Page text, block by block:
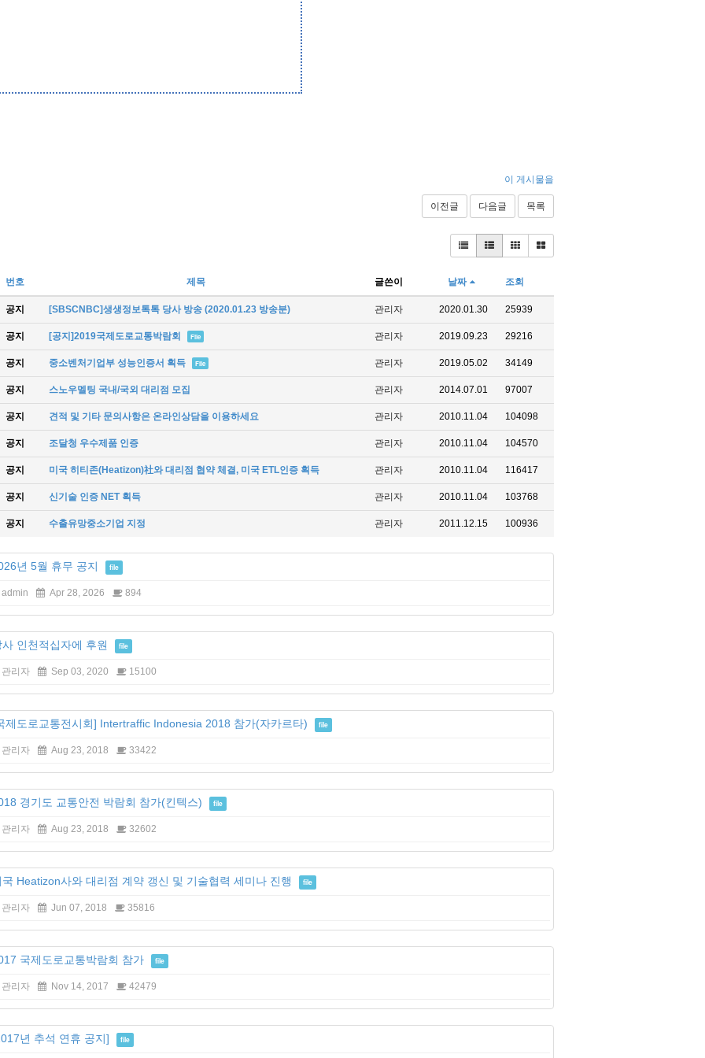
이 게시물을
이전글 다음글 목록
번호 제목 글쓴이 날짜 조회
공지 [SBSCNBC]생생정보톡톡 당사 방송 (2020.01.23 방송분) 관리자 2020.01.30 25939
공지 [공지]2019국제도로교통박람회 File 관리자 2019.09.23 29216
공지 중소벤처기업부 성능인증서 획득 File 관리자 2019.05.02 34149
공지 스노우멜팅 국내/국외 대리점 모집 관리자 2014.07.01 97007
공지 견적 및 기타 문의사항은 온라인상담을 이용하세요 관리자 2010.11.04 104098
공지 조달청 우수제품 인증 관리자 2010.11.04 104570
공지 미국 히티존(Heatizon)社와 대리점 협약 체결, 미국 ETL인증 획득 관리자 2010.11.04 116417
공지 신기술 인증 NET 획득 관리자 2010.11.04 103768
공지 수출유망중소기업 지정 관리자 2011.12.15 100936
년 5월 휴무 공지 file
admin Apr 28, 2026 894
사 인천적십자에 후원 file
관리자 Sep 03, 2020 15100
제도로교통전시회] Intertraffic Indonesia 2018 참가(자카르타) file
관리자 Aug 23, 2018 33422
경기도 교통안전 박람회 참가(킨텍스) file
관리자 Aug 23, 2018 32602
국 Heatizon사와 대리점 계약 갱신 및 기술협력 세미나 진행 file
관리자 Jun 07, 2018 35816
국제도로교통박람회 참가 file
관리자 Nov 14, 2017 42479
년 추석 연휴 공지] file